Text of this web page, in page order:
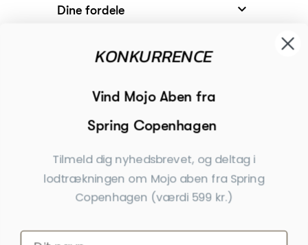
Dine fordele 
Modtager
Begivenheder
Inspiration
Tilmeld dig nyhedsbrevet
Få nyheder, tips og tilbud før andre
Ja tak, tilmeld mig
KONKURRENCE
Vind Mojo Aben fra
Spring Copenhagen
Tilmeld dig nyhedsbrevet, og deltag i
lodtrækningen om Mojo aben fra Spring
Copenhagen (værdi 599 kr.)